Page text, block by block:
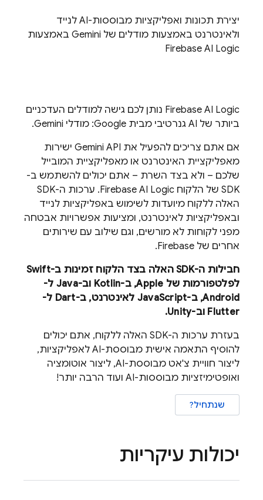
יצירת תכונות ואפליקציות מבוססות-AI לנייד
ולאינטרנט באמצעות מודלים של Gemini באמצעות
Firebase AI Logic
Firebase AI Logic נותן לכם גישה למודלים העדכניים
ביותר של AI גנרטיבי מבית Google: מודלי
Gemini
.
אם אתם צריכים להפעיל את Gemini API ישירות
מאפליקציית האינטרנט או מאפליקציית המובייל
שלכם – ולא בצד השרת – אתם יכולים להשתמש ב-
SDK של הלקוח
Firebase AI Logic
. ערכות ה-SDK
האלה ללקוח מיועדות לשימוש באפליקציות לנייד
ובאפליקציות לאינטרנט, ומציעות אפשרויות אבטחה
מפני לקוחות לא מורשים, וגם שילוב עם שירותים
אחרים של Firebase.
חבילות ה-SDK האלה בצד הלקוח זמינות ב-Swift
לפלטפורמות של Apple, ב-Kotlin וב-Java ל-
Android, ב-JavaScript לאינטרנט, ב-Dart ל-
Flutter וב-Unity.
בעזרת ערכות ה-SDK האלה ללקוח, אתם יכולים
להוסיף התאמה אישית מבוססת-AI לאפליקציות,
ליצור חוויית צ'אט מבוססת-AI, ליצור אוטומציה
ואופטימיזציות מבוססות-AI ועוד הרבה יותר!
שנתחיל?
יכולות עיקריות